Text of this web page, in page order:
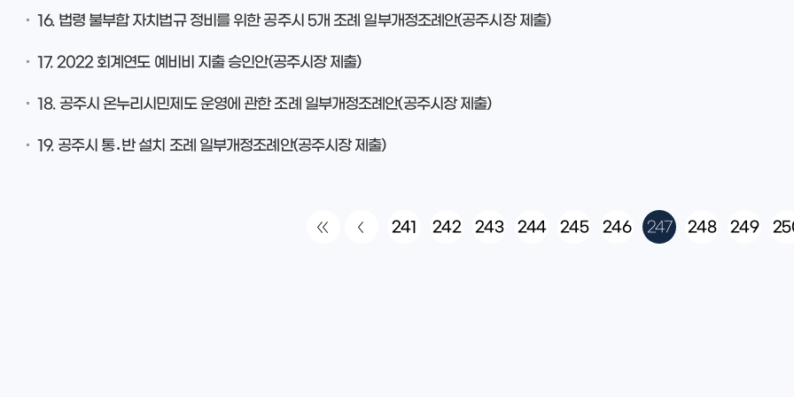
16. 법령 불부합 자치법규 정비를 위한 공주시 5개 조례 일부개정조례안(공주시장 제출)
17. 2022 회계연도 예비비 지출 승인안(공주시장 제출)
18. 공주시 온누리시민제도 운영에 관한 조례 일부개정조례안(공주시장 제출)
19. 공주시 통․반 설치 조례 일부개정조례안(공주시장 제출)
241 242 243 244 245 246 247 248 249